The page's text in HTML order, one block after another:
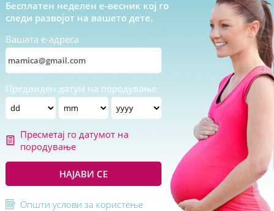
Бесплатен неделен е-весник кој го
следи развојот на вашето дете.
Вашата е-адреса
Предвиден датум на породување
Пресметај го датумот на
породување
НАЈАВИ СЕ
Општи услови за користење